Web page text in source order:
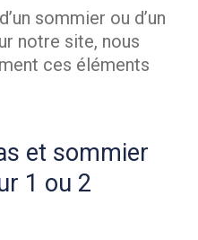
sommier ou d’un
notre site, nous
ces éléments
et sommier
1 ou 2